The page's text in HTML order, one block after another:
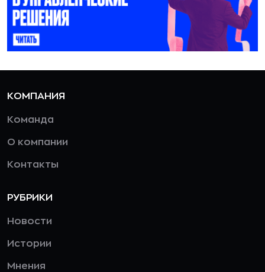
КОМПАНИЯ
Команда
О компании
Контакты
РУБРИКИ
Новости
Истории
Мнения